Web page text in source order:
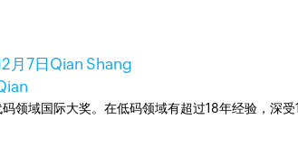
月7日 Qian Shang
领域国际大奖。在低码领域有超过18年经验，